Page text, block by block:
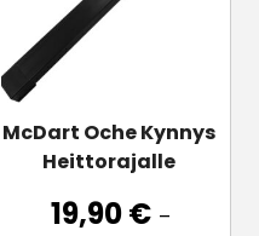
McDart Oche Kynnys
Heittorajalle
19,90€ –
muunnelma.
Voit
tehdä
valinnat
tuotteen
sivulla.